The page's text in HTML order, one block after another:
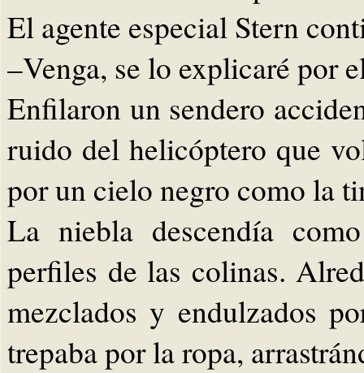
El agente especial Stern
–Venga, se lo explicaré por
Enfilaron un sendero
ruido del helicóptero que
por un cielo negro como la
La niebla descendía
perfiles de las colinas.
mezclados y endulzados
trepaba por la ropa,